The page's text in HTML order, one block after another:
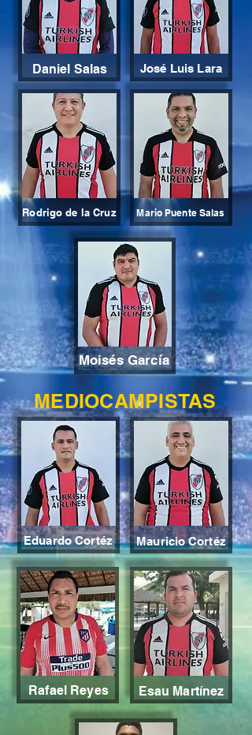
Daniel Salas
Rodrigo de la Cruz
José Luis Lara
Mario Puente Salas
Moisés García
MEDIOCAMPISTAS
Eduardo Cortéz Mauricio Cortéz
Rafael Reyes Esau Martínez